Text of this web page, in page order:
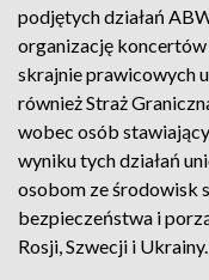
podjętych działań
organizację
skrajnie prawicowych
również Straż
wobec osób
wyniku tych działań
osobom ze środowisk
bezpieczeństwa i
Rosji, Szwecji i Ukrainy.